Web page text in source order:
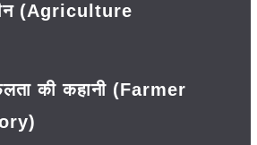
(Agriculture
की कहानी (Farmer